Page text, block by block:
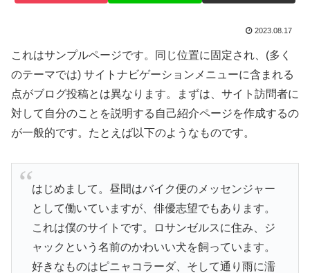
2023.08.17
これはサンプルページです。同じ位置に固定され、(多く
のテーマでは) サイトナビゲーションメニューに含まれる
点がブログ投稿とは異なります。まずは、サイト訪問者に
対して自分のことを説明する自己紹介ページを作成するの
が一般的です。たとえば以下のようなものです。
はじめまして。昼間はバイク便のメッセンジャー
として働いていますが、俳優志望でもあります。
これは僕のサイトです。ロサンゼルスに住み、ジ
ャックという名前のかわいい犬を飼っています。
好きなものはピニャコラーダ、そして通り雨に濡